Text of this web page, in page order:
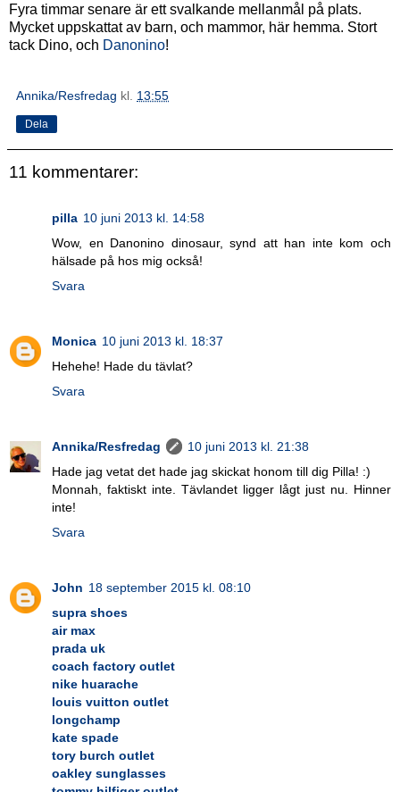
Fyra timmar senare är ett svalkande mellanmål på plats.
Mycket uppskattat av barn, och mammor, här hemma. Stort
tack Dino, och Danonino!
Annika/Resfredag kl. 13:55
Dela
11 kommentarer:
pilla 10 juni 2013 kl. 14:58
Wow, en Danonino dinosaur, synd att han inte kom och
hälsade på hos mig också!
Svara
Monica 10 juni 2013 kl. 18:37
Hehehe! Hade du tävlat?
Svara
Annika/Resfredag
10 juni 2013 kl. 21:38
Hade jag vetat det hade jag skickat honom till dig Pilla! :)
Monnah, faktiskt inte. Tävlandet ligger lågt just nu. Hinner
inte!
Svara
John 18 september 2015 kl. 08:10
supra shoes
air max
prada uk
coach factory outlet
nike huarache
louis vuitton outlet
longchamp
kate spade
tory burch outlet
oakley sunglasses